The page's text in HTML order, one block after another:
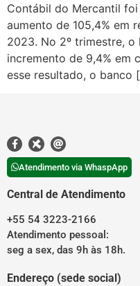
Contábil do Mercantil
aumento de 105,4% em
2023. No 2º trimestre, o
incremento de 9,4% em
esse resultado, o banco
Atendimento via WhaspApp
Central de Atendimento
+55 54 3223-2166
Atendimento pessoal:
seg a sex, das 9h às 18h.
Endereço (sede social)